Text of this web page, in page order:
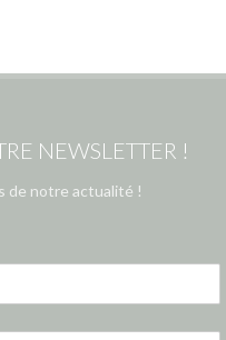
NEWSLETTER !
de notre actualité !